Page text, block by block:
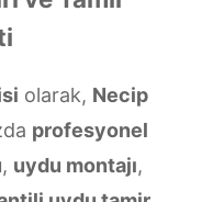
olarak, Necip
profesyonel
, uydu montajı,